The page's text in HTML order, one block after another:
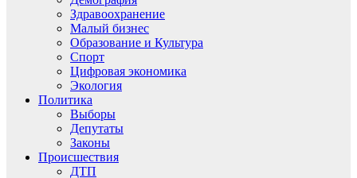
Здравоохранение
Малый бизнес
Образование и Культура
Спорт
Цифровая экономика
Экология
Политика
Выборы
Депутаты
Законы
Происшествия
ДТП